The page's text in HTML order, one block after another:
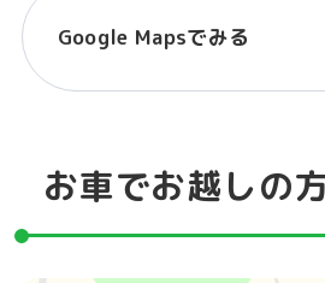
Google Mapsでみる
お車でお越しの